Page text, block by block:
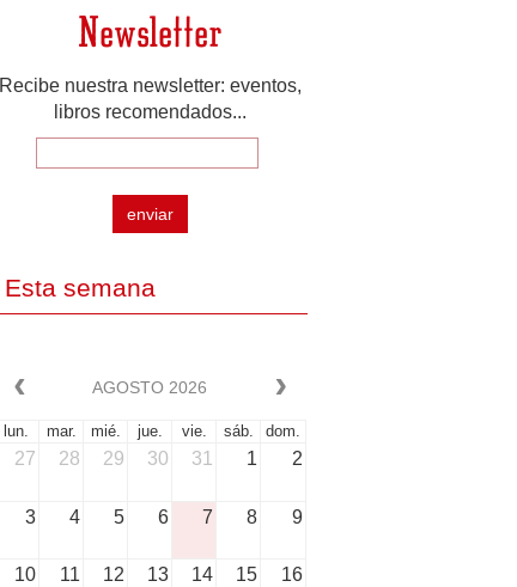
Newsletter
Recibe nuestra newsletter: eventos,
libros recomendados...
enviar
Esta semana
AGOSTO 2026
lun. mar. mié. jue. vie. sáb. dom.
27 28 29 30 31 1 2
3 4 5 6 7 8 9
10 11 12 13 14 15 16